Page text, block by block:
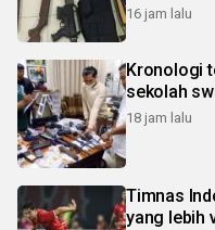
16 jam lalu
Kronologi
sekolah
18 jam lalu
Timnas
yang lebih